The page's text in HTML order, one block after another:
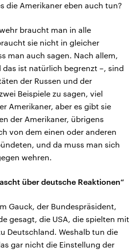
die Amerikaner eben auch tun?
braucht man in alle
sie nicht in gleicher
man auch sagen. Nach allem,
das ist natürlich begrenzt –, sind
der Russen und der
Beispiele zu sagen, viel
Amerikaner, aber es gibt sie
der Amerikaner, übrigens
von dem einen oder anderen
und da muss man sich
wehren.
über deutsche Reaktionen“
Gauck, der Bundespräsident,
gesagt, die USA, die spielten mit
Deutschland. Weshalb tun die
gar nicht die Einstellung der